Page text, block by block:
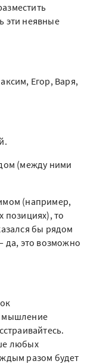
эти неявные
Егор, Варя,
(между ними
(например,
позициях), то
бы рядом
да, это возможно
мышление
любых
разом будет